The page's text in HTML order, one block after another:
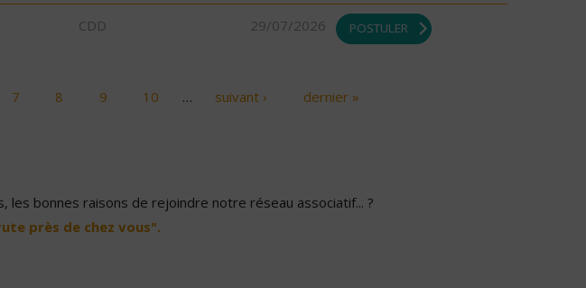
CDD 29/07/2026 POSTULER
7 8 9 10 … suivant › dernier »
bonnes raisons de rejoindre notre réseau associatif... ?
près de chez vous".